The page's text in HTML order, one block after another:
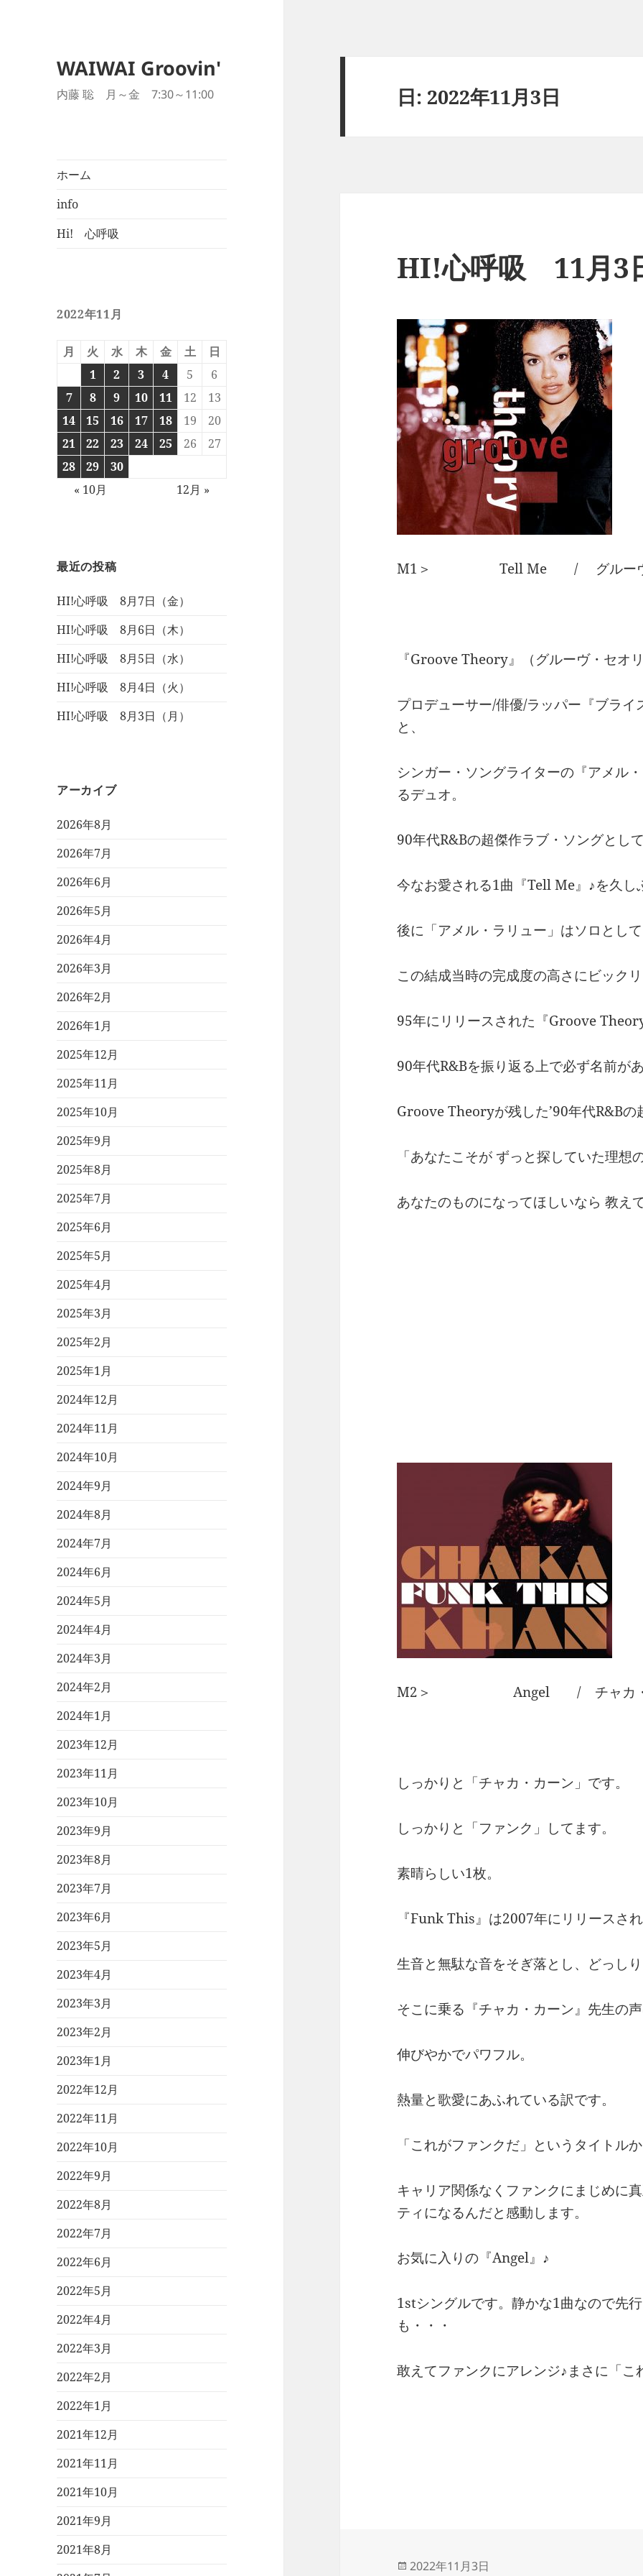
WAIWAI Groovin'
内藤 聡 月～金 7:30～11:00
ホーム
info
Hi! 心呼吸
2022年11月
月 火 水 木 金 土
日
1
2 3 4 5
6
7
8 9 10 11 12
13
14
15 16 17 18 19
20
21
22 23 24 25 26
27
28
29
30
« 10月
12月 »
最近の投稿
HI!心呼吸 8月7日（金）
HI!心呼吸 8月6日（木）
HI!心呼吸 8月5日（水）
HI!心呼吸 8月4日（火）
HI!心呼吸 8月3日（月）
アーカイブ
2026年8月
2026年7月
2026年6月
2026年5月
2026年4月
2026年3月
2026年2月
2026年1月
2025年12月
2025年11月
2025年10月
2025年9月
2025年8月
2025年7月
2025年6月
2025年5月
2025年4月
2025年3月
2025年2月
2025年1月
2024年12月
2024年11月
2024年10月
2024年9月
2024年8月
2024年7月
2024年6月
2024年5月
2024年4月
2024年3月
2024年2月
2024年1月
2023年12月
2023年11月
2023年10月
2023年9月
2023年8月
2023年7月
2023年6月
2023年5月
2023年4月
2023年3月
2023年2月
2023年1月
2022年12月
2022年11月
2022年10月
2022年9月
2022年8月
2022年7月
2022年6月
2022年5月
2022年4月
2022年3月
2022年2月
2022年1月
2021年12月
2021年11月
2021年10月
2021年9月
2021年8月
日: 2022年11月3日
HI!心呼吸 11月3
M1＞ Tell Me / グルーヴ・
『Groove Theory』（グルーヴ・セオリ
プロデューサー/俳優/ラッパー『ブラ
と、
シンガー・ソングライターの『アメル
るデュオ。
90年代R&Bの超傑作ラブ・ソングとして
今なお愛される1曲『Tell Me』♪を久し
後に「アメル・ラリュー」はソロとして
この結成当時の完成度の高さにビックリ
95年にリリースされた『Groove Theory
90年代R&Bを振り返る上で必ず名前が
Groove Theoryが残した’90年代R&Bの
「あなたこそが ずっと探していた理想
あなたのものになってほしいなら 教え
M2＞ Angel / チャカ・
しっかりと「チャカ・カーン」です。
しっかりと「ファンク」してます。
素晴らしい1枚。
『Funk This』は2007年にリリースされ
生音と無駄な音をそぎ落とし、どっしり
そこに乗る『チャカ・カーン』先生の声
伸びやかでパワフル。
熱量と歌愛にあふれている訳です。
「これがファンクだ」というタイトル
キャリア関係なくファンクにまじめに
ティになるんだと感動します。
お気に入りの『Angel』♪
1stシングルです。静かな1曲なので先
も・・・
敢えてファンクにアレンジ♪まさに「
投
2022年11月3日